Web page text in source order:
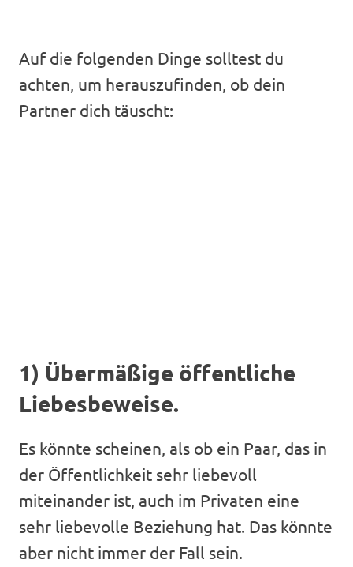
Auf die folgenden Dinge solltest du
achten, um herauszufinden, ob dein
Partner dich täuscht:
1) Übermäßige öffentliche
Liebesbeweise.
Es könnte scheinen, als ob ein Paar, das in
der Öffentlichkeit sehr liebevoll
miteinander ist, auch im Privaten eine
sehr liebevolle Beziehung hat. Das könnte
aber nicht immer der Fall sein.